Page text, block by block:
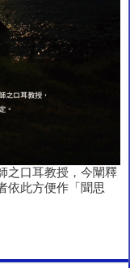
之口耳教授，今闡釋
依此方便作「聞思